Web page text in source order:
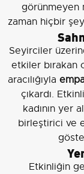
görünmeyen
zaman hiçbir
Seyirciler
etkiler bırakan
aracılığıyla
çıkardı.
kadının yer
birleştirici ve
Etkinliğin